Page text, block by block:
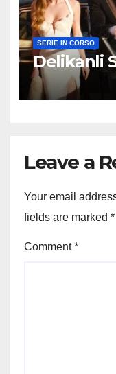
SERIE IN CORSO
Delikanli
Leave a
Your email
fields are marked *
Comment*